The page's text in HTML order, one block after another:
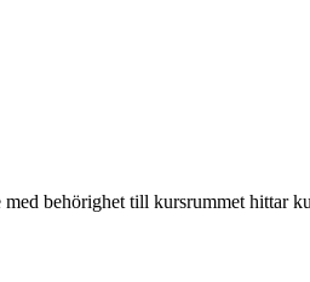
behörighet till kursrummet hittar